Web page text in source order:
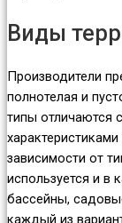
Виды
Производители
полнотелая и
типы отличаются
зависимости от
используется и в
бассейны,
каждый из